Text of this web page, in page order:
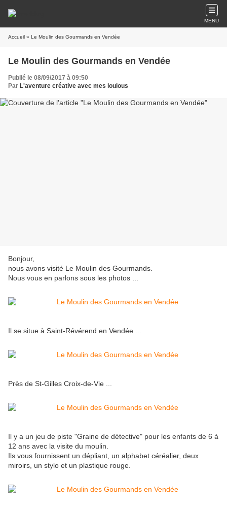
MENU
Accueil » Le Moulin des Gourmands en Vendée
Le Moulin des Gourmands en Vendée
Publié le 08/09/2017 à 09:50
Par L'aventure créative avec mes loulous
Bonjour,
nous avons visité Le Moulin des Gourmands.
Nous vous en parlons sous les photos ...
Il se situe à Saint-Révérend en Vendée ...
Près de St-Gilles Croix-de-Vie ...
Il y a un jeu de piste "Graine de détective" pour les enfants de 6 à
12 ans avec la visite du moulin.
Ils vous fournissent un dépliant, un alphabet céréalier, deux
miroirs, un stylo et un plastique rouge.